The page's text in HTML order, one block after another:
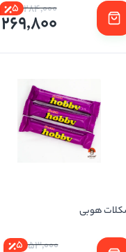
5 284,000
269,800
هوبی
5 53,000